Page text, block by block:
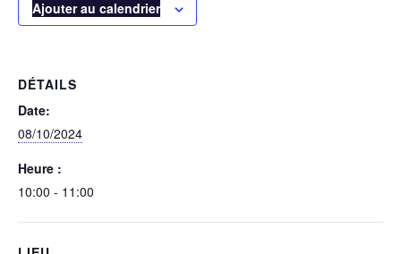
Ajouter au calendrier
DÉTAILS
Date:
08/10/2024
Heure :
10:00 - 11:00